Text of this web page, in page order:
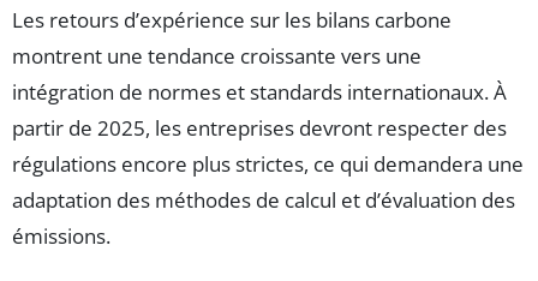
Les retours d’expérience sur les bilans carbone
montrent une tendance croissante vers une
intégration de normes et standards internationaux. À
partir de 2025, les entreprises devront respecter des
régulations encore plus strictes, ce qui demandera une
adaptation des méthodes de calcul et d’évaluation des
émissions.